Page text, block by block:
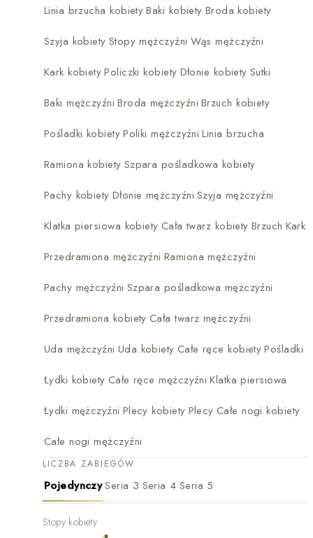
Linia brzucha kobietyBaki kobiety Broda kobiety
Szyja kobiety Stopy mężczyźni Wąs mężczyźni
Kark kobietyPoliczki kobiety Dłonie kobiety Sutki
Baki mężczyźni Broda mężczyźni Brzuch kobiety
Pośladki kobietyPoliki mężczyźni Linia brzucha
Ramiona kobiety Szpara pośladkowa kobiety
Pachy kobiety Dłonie mężczyźni Szyja mężczyźni
Klatka piersiowa kobiety Cała twarz kobiety Brzuch Kark
Przedramiona mężczyźni Ramiona mężczyźni
Pachy mężczyźni Szpara pośladkowa mężczyźni
Przedramiona kobiety Cała twarz mężczyźni
Uda mężczyźni Uda kobiety Całe ręce kobietyPośladki
Łydki kobiety Całe ręce mężczyźni Klatka piersiowa
Łydki mężczyźni Plecy kobiety Plecy Całe nogi kobiety
Całe nogi mężczyźni
LICZBA ZABIEGÓW
PojedynczySeria 3 Seria 4 Seria 5
Stopy kobiety